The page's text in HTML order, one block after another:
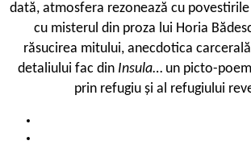
dată, atmosfera rezonează cu povestirile
cu misterul din proza lui Horia
răsucirea mitului, anecdotica
detaliului fac din Insula… un picto-
prin refugiu și al refugiului